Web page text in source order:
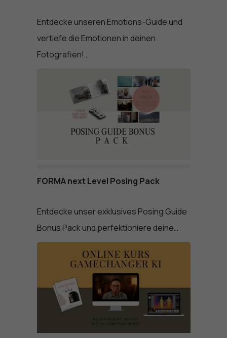
Entdecke unseren Emotions-Guide und
vertiefe die Emotionen in deinen
Fotografien!…
FORMA next Level Posing Pack
Entdecke unser exklusives Posing Guide
Bonus Pack und perfektioniere deine…